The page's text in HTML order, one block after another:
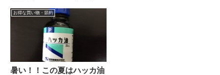
の総合評価1位は千葉県印西
市、...
お得な買い物・節約
暑い！！この夏はハッカ油